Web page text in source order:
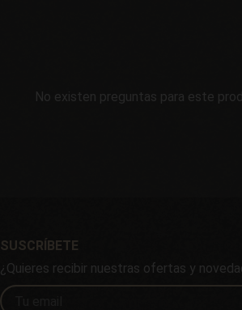
No existen preguntas para este
SUSCRÍBETE
¿Quieres recibir nuestras ofertas y